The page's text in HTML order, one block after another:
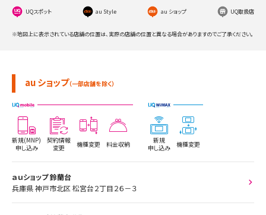
UQスポット au Style au ショップ UQ取扱店
※地図上に表示されている店舗の位置は、実際の店舗の位置と異なる場合がありますのでご了承ください。
au ショップ（一部店舗を除く）
新規(MNP)
申し込み
契約情報
変更
機種変更 料金収納
新規
申し込み
機種変更
ａｕショップ 鈴蘭台
兵庫県 神戸市北区 松宮台２丁目２６－３